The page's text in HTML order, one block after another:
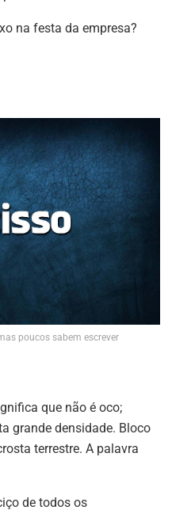
na festa da empresa?
poucos sabem escrever
que não é oco;
grande densidade. Bloco
terrestre. A palavra
de todos os